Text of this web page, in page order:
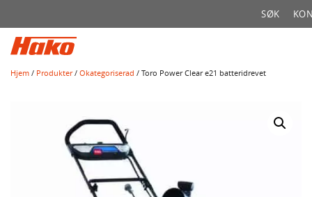
SØK
Hjem / Produkter/ Okategoriserad / Toro Power Clear e21 batteridrevet